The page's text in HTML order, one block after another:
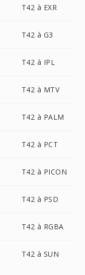
T42 à EXR
T42 à G3
T42 à IPL
T42 à MTV
T42 à PALM
T42 à PCT
T42 à PICON
T42 à PSD
T42 à RGBA
T42 à SUN